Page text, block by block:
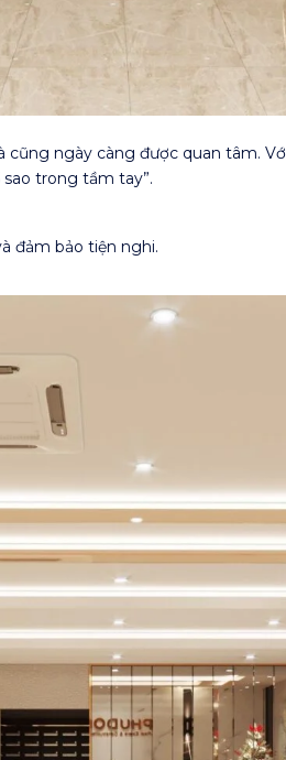
ngày càng được quan tâm.
trong tầm tay”.
đảm bảo tiện nghi.